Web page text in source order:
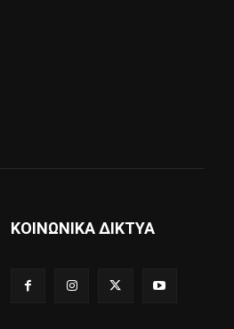
ΚΟΙΝΩΝΙΚΑ ΔΙΚΤΥΑ